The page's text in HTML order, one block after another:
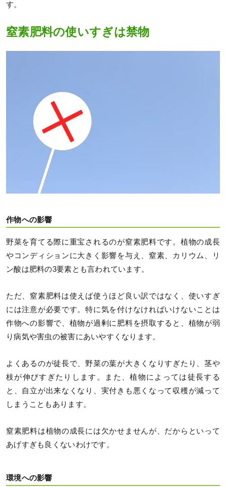
す。
窒素肥料の使いすぎは禁物
作物への影響
野菜を育てる際に重宝されるのが窒素肥料です。植物の成長
やコンディションに大きく影響を与え、窒素、カリウム、リ
ン酸は肥料の3要素とも言われています。
ただ、窒素肥料は使えば使うほど良い訳ではなく、使いすぎ
には注意が必要です。特に気を付けなければいけないことは
作物への影響で、植物が過剰に肥料を摂取すると、植物が弱
り病気や害虫の被害にあいやすくなります。
よくあるのが徒長で、野菜の葉が大きくなりすぎたり、茎や
枝が伸びすぎたりします。また、植物によっては徒長する
と、自立が出来なくなり、実付きも悪くなって収穫が減って
しまうこともあります。
窒素肥料は植物の成長には欠かせませんが、だからといって
あげすぎも良くないわけです。
環境への影響